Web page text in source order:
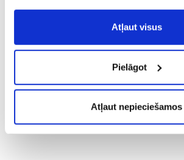
noteikumiem(saīsināti - VVLN).
Atļaut visus
Pielāgot
Atļaut nepieciešamos